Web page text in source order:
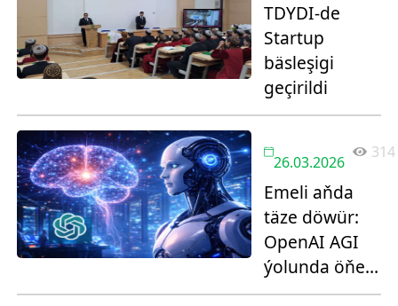
TDYDI-de
Startup
bäsleşigi
geçirildi
26.03.2026
314
Emeli aňda
täze döwür:
OpenAI AGI
ýolunda öňe
gitýär